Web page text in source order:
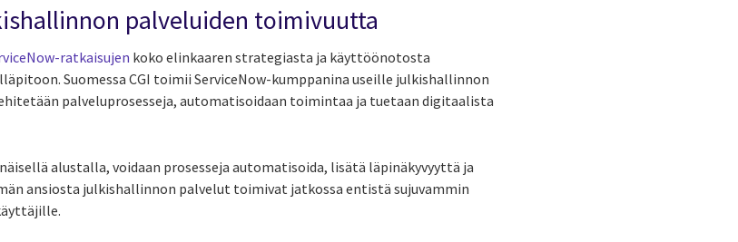
palveluiden toimivuutta
ratkaisujen koko elinkaaren strategiasta ja käyttöönotosta
Suomessa CGI toimii ServiceNow-kumppanina useille julkishallinnon
palveluprosesseja, automatisoidaan toimintaa ja tuetaan digitaalista
alustalla, voidaan prosesseja automatisoida, lisätä läpinäkyvyyttä ja
ansiosta julkishallinnon palvelut toimivat jatkossa entistä sujuvammin